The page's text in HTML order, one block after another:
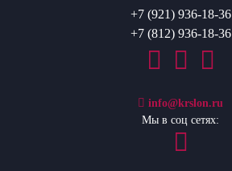
+7 (921) 936-18-36
+7 (812) 936-18-36
info@krslon.ru
Мы в соц сетях: